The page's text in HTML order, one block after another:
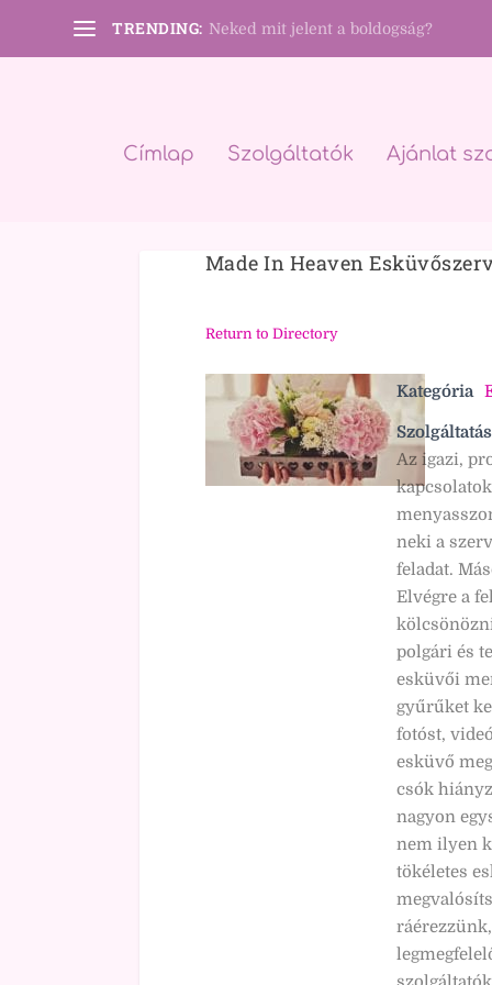
TRENDING: Neked mit jelent a boldogság?
Címlap Szolgáltatók Ajánlat
Made In Heaven
Return to Directory
Kategória
Az igazi,
neki a
feladat.
Elvégre a
polgári és
esküvői
gyűrűket
fotóst,
esküvő
csók
nagyon
nem ilyen
tökéletes